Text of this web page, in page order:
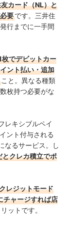
カード（NL）と
要です。三井住
行までに一手間
枚でデビットカー
ント払い・追加
こと。異なる種類
枚持つ必要がな
レキシブルペイ
ント付与される
なるサービス。し
クレカ積立でポ
レジットモード
チャージすれば店
ットです。